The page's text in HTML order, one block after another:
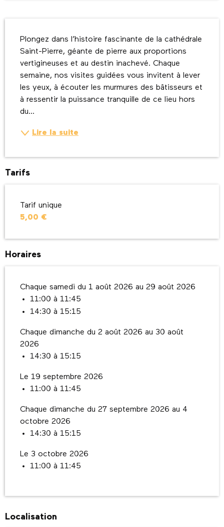
Plongez dans l’histoire fascinante de la cathédrale
Saint-Pierre, géante de pierre aux proportions
vertigineuses et au destin inachevé. Chaque
semaine, nos visites guidées vous invitent à lever
les yeux, à écouter les murmures des bâtisseurs et
à ressentir la puissance tranquille de ce lieu hors
du...
Lire la suite
Tarifs
Tarif unique
5,00 €
Horaires
Chaque samedi du 1 août 2026 au 29 août 2026
11:00 à 11:45
14:30 à 15:15
Chaque dimanche du 2 août 2026 au 30 août
2026
14:30 à 15:15
Le 19 septembre 2026
11:00 à 11:45
Chaque dimanche du 27 septembre 2026 au 4
octobre 2026
14:30 à 15:15
Le 3 octobre 2026
11:00 à 11:45
Localisation